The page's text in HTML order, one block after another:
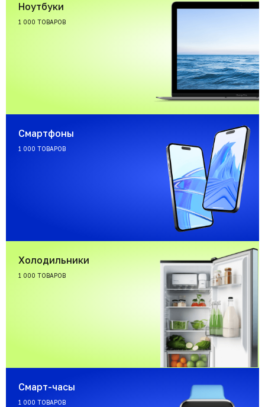
Ноутбуки
1 000 ТОВАРОВ
Смартфоны
1 000 ТОВАРОВ
Холодильники
1 000 ТОВАРОВ
Смарт-часы
1 000 ТОВАРОВ